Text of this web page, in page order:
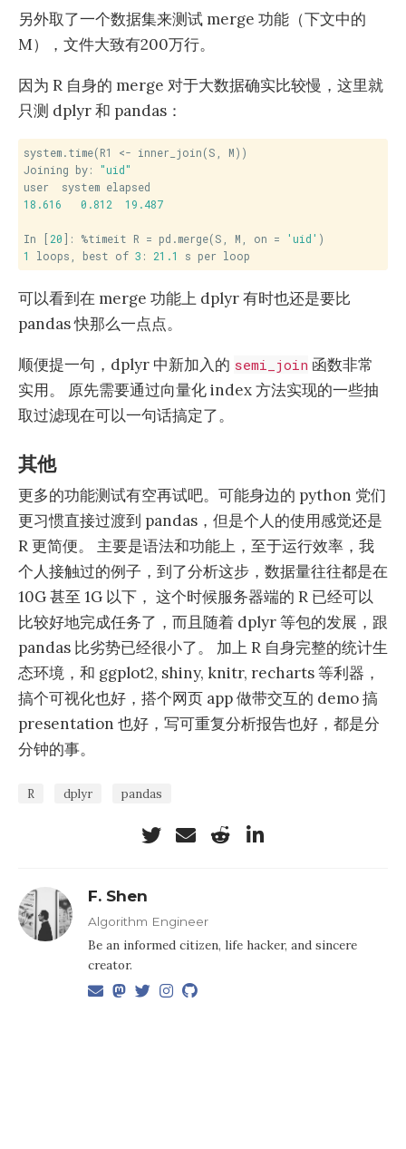
另外取了一个数据集来测试 merge 功能（下文中的
M），文件大致有200万行。
因为 R 自身的 merge 对于大数据确实比较慢，这里就
只测 dplyr 和 pandas：
system.time(R1 <- inner_join(S, M))
Joining by: "uid"
18.616
0.812 19.487
In [ 20 ]: %timeit R = pd.merge(S, M, on = 'uid'
1
loops, best of 3 : 21.1 s per loop
可以看到在 merge 功能上 dplyr 有时也还是要比
pandas 快那么一点点。
顺便提一句，dplyr 中新加入的 semi_join 函数非常
实用。 原先需要通过向量化 index 方法实现的一些抽
取过滤现在可以一句话搞定了。
其他
更多的功能测试有空再试吧。可能身边的 python 党们
更习惯直接过渡到 pandas，但是个人的使用感觉还是
R 更简便。 主要是语法和功能上，至于运行效率，我
个人接触过的例子，到了分析这步，数据量往往都是在
10G 甚至 1G 以下， 这个时候服务器端的 R 已经可以
比较好地完成任务了，而且随着 dplyr 等包的发展，跟
pandas 比劣势已经很小了。 加上 R 自身完整的统计生
态环境，和 ggplot2, shiny, knitr, recharts 等利器，
搞个可视化也好，搭个网页 app 做带交互的 demo 搞
presentation 也好，写可重复分析报告也好，都是分
分钟的事。
R dplyr pandas
F. Shen
Algorithm Engineer
Be an informed citizen, life hacker, and sincere
creator.